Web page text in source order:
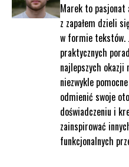
Marek to
z zapałem dzieli
w formie tekstów.
praktycznych
najlepszych okazji
niezwykle
odmienić swoje
doświadczeniu i
zainspirować
funkcjonalnych